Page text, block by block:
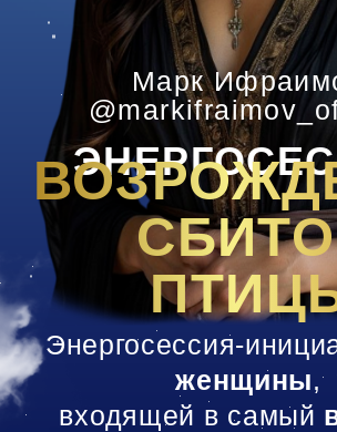
СБИТОЙ
ПТИЦЫ
Энергосессия-инициация для
женщины ,
входящей в самыйважный
возраст своей жизни